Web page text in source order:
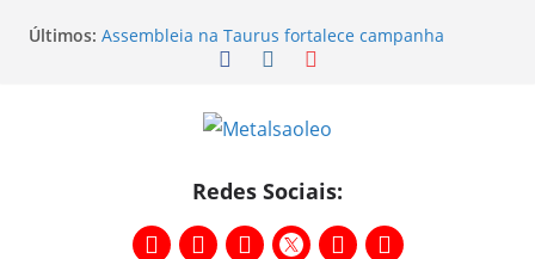
Últimos: Assembleia na Taurus fortalece campanha
salarial e mostra a força da categoria que exige
Nota de repúdio
Conselho Diretivo da CNM/CUT debate indústria e
Temporal destelha Ginásio Bigornão
Assembleia na Taurus – Campanha salarial
2026/2027
Redes Sociais: